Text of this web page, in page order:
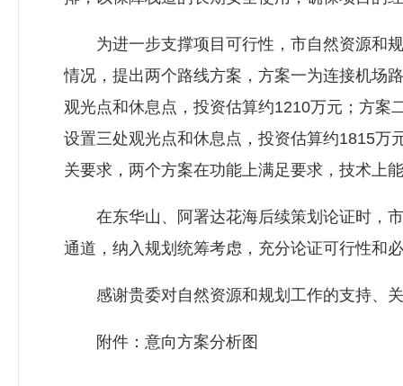
为进一步支撑项目可行性，市自然资源和规
情况，提出两个路线方案，方案一为连接机场
观光点和休息点，投资估算约1210万元；方案
设置三处观光点和休息点，投资估算约1815万
关要求，两个方案在功能上满足要求，技术上
在东华山、阿署达花海后续策划论证时，市
通道，纳入规划统筹考虑，充分论证可行性和
感谢贵委对自然资源和规划工作的支持、关
附件：意向方案分析图